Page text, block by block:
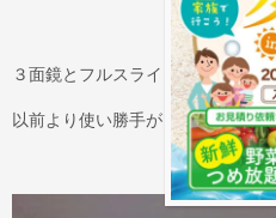
３面鏡とフルスライド収納が付い
以前より使い勝手が良くなりまし